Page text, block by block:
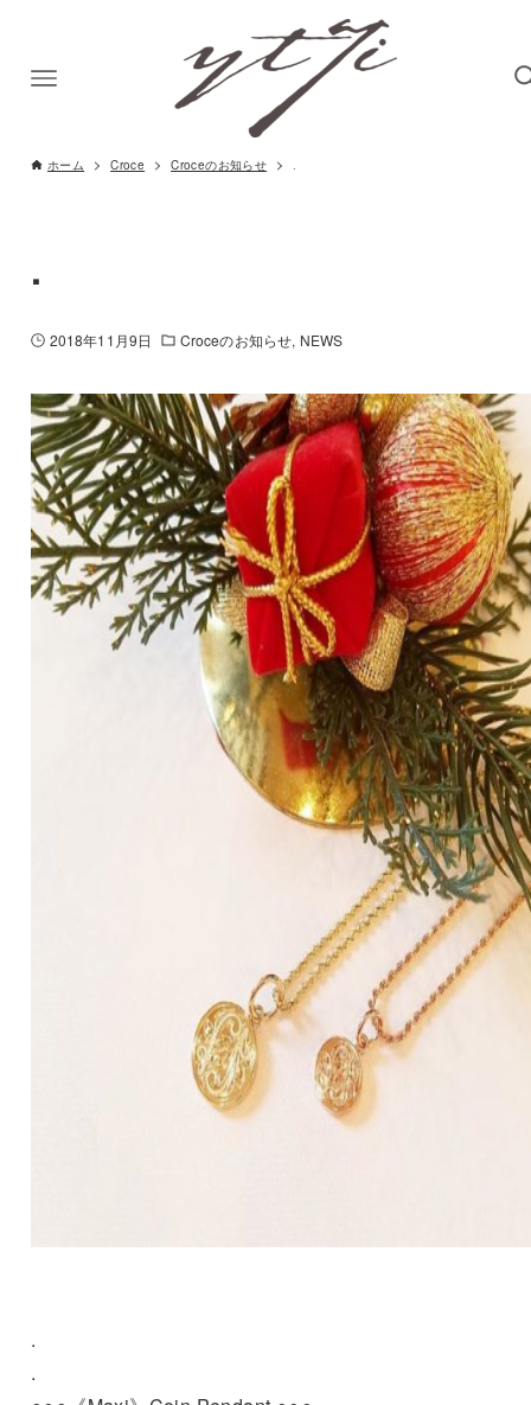
ホーム Croce Croceのお知らせ .
.
2018年11月9日 Croceのお知らせ NEWS
.
.